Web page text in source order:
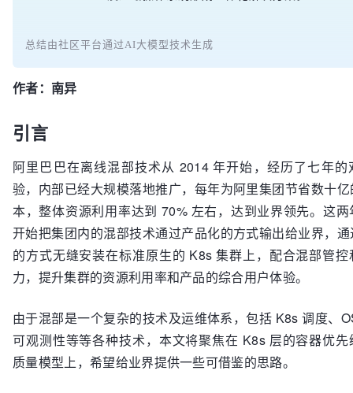
总结由社区平台通过AI大模型技术生成
作者：南异
引言
阿里巴巴在离线混部技术从 2014 年开始，经历了七年的
验，内部已经大规模落地推广，每年为阿里集团节省数十
本，整体资源利用率达到 70% 左右，达到业界领先。这
开始把集团内的混部技术通过产品化的方式输出给业界，
的方式无缝安装在标准原生的 K8s 集群上，配合混部管控
力，提升集群的资源利用率和产品的综合用户体验。
由于混部是一个复杂的技术及运维体系，包括 K8s 调度、
可观测性等等各种技术，本文将聚焦在 K8s 层的容器优先
质量模型上，希望给业界提供一些可借鉴的思路。